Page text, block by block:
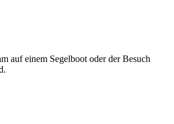
auf einem Segelboot oder der Besuch